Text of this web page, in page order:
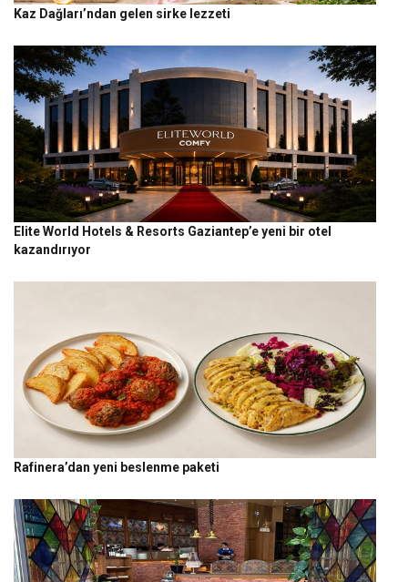
Kaz Dağları’ndan gelen sirke lezzeti
Elite World Hotels & Resorts Gaziantep’e yeni bir otel
kazandırıyor
Rafinera’dan yeni beslenme paketi